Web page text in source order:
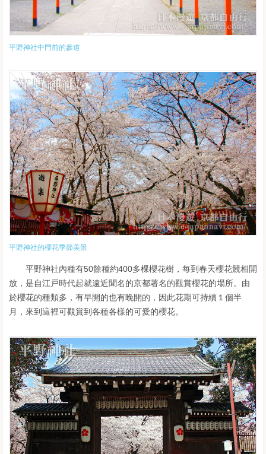
平野神社中門前的參道
平野神社的櫻花季節美景
平野神社內種有50餘種約400多棵櫻花樹，每到春天櫻花競相開
放，是自江戸時代起就遠近聞名的京都著名的觀賞櫻花的場所。由
於櫻花的種類多，有早開的也有晚開的，因此花期可持續１個半
月，來到這裡可觀賞到各種各樣的可愛的櫻花。